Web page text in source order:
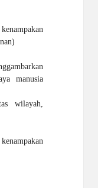
manusia
wilayah,